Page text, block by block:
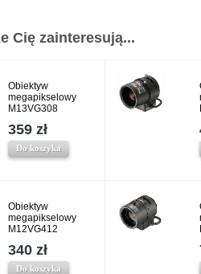
Cię zainteresują...
Obiektyw
megapikselowy
M13VG308
359 zł
Do koszyka
Obiektyw
megapikselowy
M12VG412
340 zł
Do koszyka